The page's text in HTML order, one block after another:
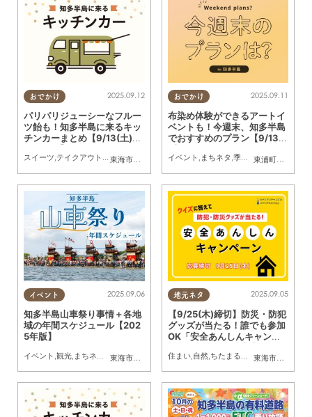
おでかけ
東海市
,大府市 知多市,東浦町 ,阿久比町,半田市,常滑市
2025.09.12
パリパリジューシーなフルー
ツ飴も！知多半島に来るキッ
チンカーまとめ【9/13(土)～
スイーツ,テイクアウト ,キッチンカー イベント,まとめ記事
おでかけ
東浦町
,常滑市
2025.09.11
布染め体験ができるアートイ
ベントも！今週末、知多半島
でおすすめのプラン【9/13
祝)】
イベント , まちネタ ,季節ネタ ,まとめ記事
イベント
東海市
, 大府市 知多市 ,東浦町,阿久比町,半田市,常滑市
2025.09.06
知多半島山車祭り事情＋各地
域の年間スケジュール【202
5年版】
イベント ,観光, まちネタ 祭り
地元ネタ
東海市大府市
2025.09.05
【9/25(木)締切】防災・防犯
グッズが当たる！誰でも参加
OK「安全あんしんキャンペ
住まい,自然,ちたまる広告